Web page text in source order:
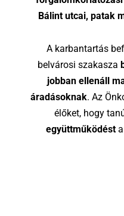
Bálint utcai, patak
A karbantartás
belvárosi szakasza
jobban ellenáll
áradásoknak. Az
élőket, hogy
együttműködésta